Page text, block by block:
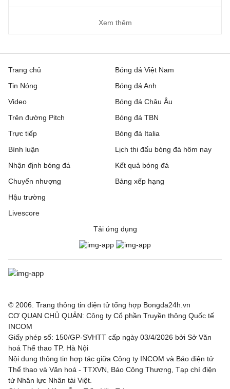
Xem thêm
Trang chủ
Tin Nóng
Video
Trên đường Pitch
Trực tiếp
Bóng đá Việt Nam
Bóng đá Anh
Bóng đá Châu Âu
Bóng đá TBN
Bóng đá Italia
Bình luận
Nhận định bóng đá
Chuyển nhượng
Hậu trường
Livescore
Lịch thi đấu bóng đá hôm nay
Kết quả bóng đá
Bảng xếp hạng
Tải ứng dụng
© 2006. Trang thông tin điện tử tổng hợp Bongda24h.vn
CƠ QUAN CHỦ QUẢN: Công ty Cổ phần Truyền thông Quốc tế
INCOM
Giấy phép số: 150/GP-SVHTT cấp ngày 03/4/2026 bởi Sở Văn
hoá Thể thao TP. Hà Nội
Nội dung thông tin hợp tác giữa Công ty INCOM và Báo điện tử
Thể thao và Văn hoá - TTXVN, Báo Công Thương, Tạp chí điện
tử Nhân lực Nhân tài Việt.